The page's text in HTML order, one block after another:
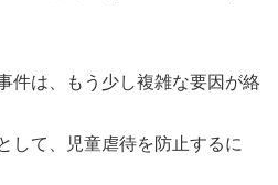
件は、もう少し複雑な要因が絡
して、児童虐待を防止するに